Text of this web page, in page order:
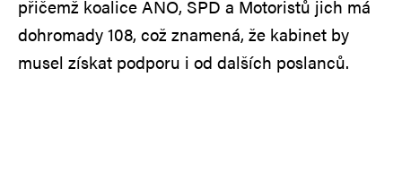
přičemž koalice ANO, SPD a Motoristů jich má
dohromady 108, což znamená, že kabinet by
musel získat podporu i od dalších poslanců.